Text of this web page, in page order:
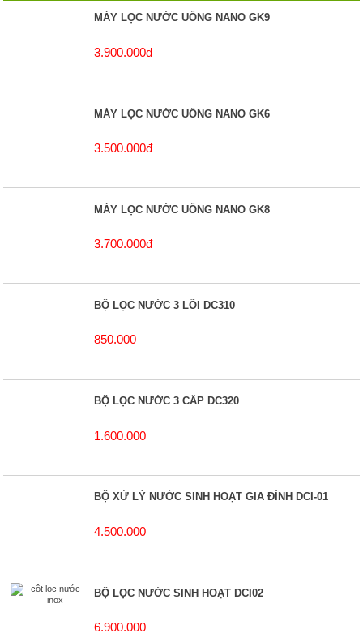
MÁY LỌC NƯỚC UỐNG NANO GK9
3.900.000đ
MÁY LỌC NƯỚC UỐNG NANO GK6
3.500.000đ
MÁY LỌC NƯỚC UỐNG NANO GK8
3.700.000đ
BỘ LỌC NƯỚC 3 LÕI DC310
850.000
BỘ LỌC NƯỚC 3 CẤP DC320
1.600.000
BỘ XỬ LÝ NƯỚC SINH HOẠT GIA ĐÌNH DCI-01
4.500.000
BỘ LỌC NƯỚC SINH HOẠT DCI02
6.900.000